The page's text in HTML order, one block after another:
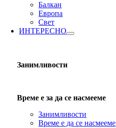
Балкан
Европа
Свет
ИНТЕРЕСНО
Занимливости
Време е за да се насмееме
Занимливости
Време е да се насмееме